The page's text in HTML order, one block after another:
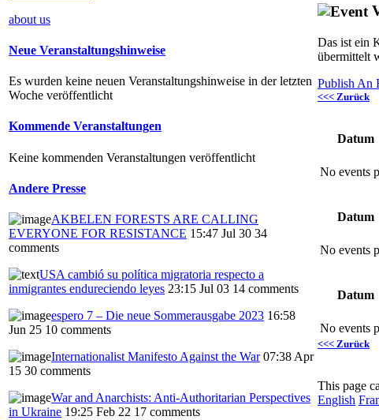
about us
Neue Veranstaltungshinweise
Es wurden keine neuen Veranstaltungshinweise in der letzten
Woche veröffentlicht
Kommende Veranstaltungen
Keine kommenden Veranstaltungen veröffentlicht
Andere Presse
AKBELEN FORESTS ARE CALLING
EVERYONE FOR RESISTANCE 15:47 Jul 30 34
comments
USA cambió su política migratoria respecto a
inmigrantes endureciendo leyes 23:15 Jul 03 14 comments
espero 7 – Die neue Sommerausgabe 2023 16:58
Jun 25 10 comments
Internationalist Manifesto Against the War 07:38 Apr
15 30 comments
War and Anarchists: Anti-Authoritarian Perspectives
in Ukraine 19:25 Feb 22 17 comments
Das ist ein
übermittelt
Publish An
<<< Zurück
Datum
No events
Datum
No events
Datum
No events
<<< Zurück
This page
English